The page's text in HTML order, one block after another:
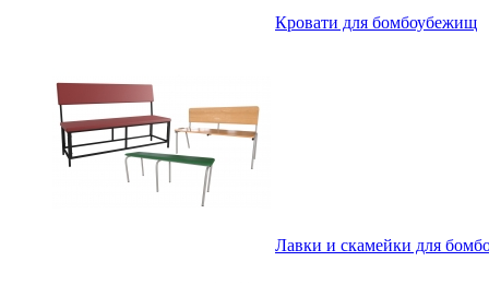
Кровати для бомбоубежищ
Лавки и скамейки для